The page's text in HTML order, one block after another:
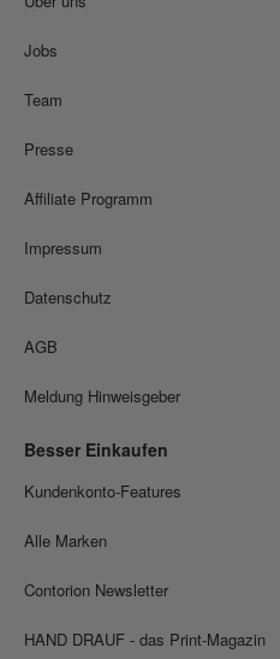
Jobs
Team
Presse
Affiliate Programm
Impressum
Datenschutz
AGB
Meldung Hinweisgeber
Besser Einkaufen
Kundenkonto-Features
Alle Marken
Contorion Newsletter
HAND DRAUF - das Print-Magazin